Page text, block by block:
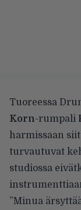
Tuoreessa
Korn-rumpali
harmissaan
turvautuvat
studiossa
”Minua